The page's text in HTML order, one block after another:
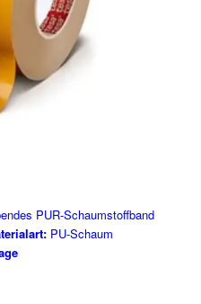
PUR-Schaumstoffband
PU-Schaum